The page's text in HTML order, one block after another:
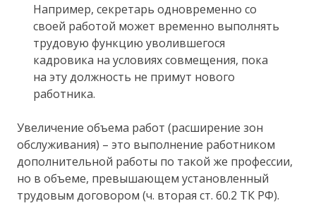
Например, секретарь одновременно со
своей работой может временно выполнять
трудовую функцию уволившегося
кадровика на условиях совмещения, пока
на эту должность не примут нового
работника.
Увеличение объема работ (расширение зон
обслуживания) – это выполнение работником
дополнительной работы по такой же профессии,
но в объеме, превышающем установленный
трудовым договором (ч. вторая ст. 60.2 ТК РФ).